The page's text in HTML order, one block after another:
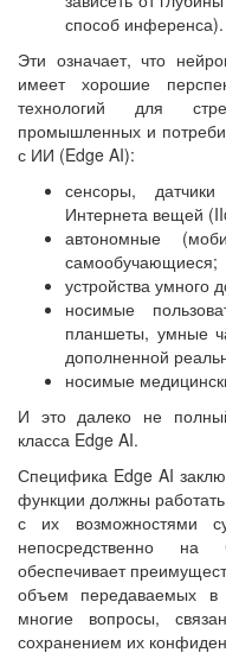
способ инференса).
Эти означает, что
имеет хорошие
технологий для
промышленных и
с ИИ (Edge AI):
сенсоры,
Интернета вещей
автономные
самообучающиеся;
устройства умного
носимые
планшеты, умные
дополненной
носимые
И это далеко не
класса Edge AI.
Специфика Edge AI
функции должны
с их возможностями
непосредственно
обеспечивает
объем передаваемых
многие вопросы,
сохранением их